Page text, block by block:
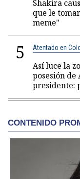
Shakira
que le
meme"
5 Atentado en
Así luce la
posesión de
presidente: